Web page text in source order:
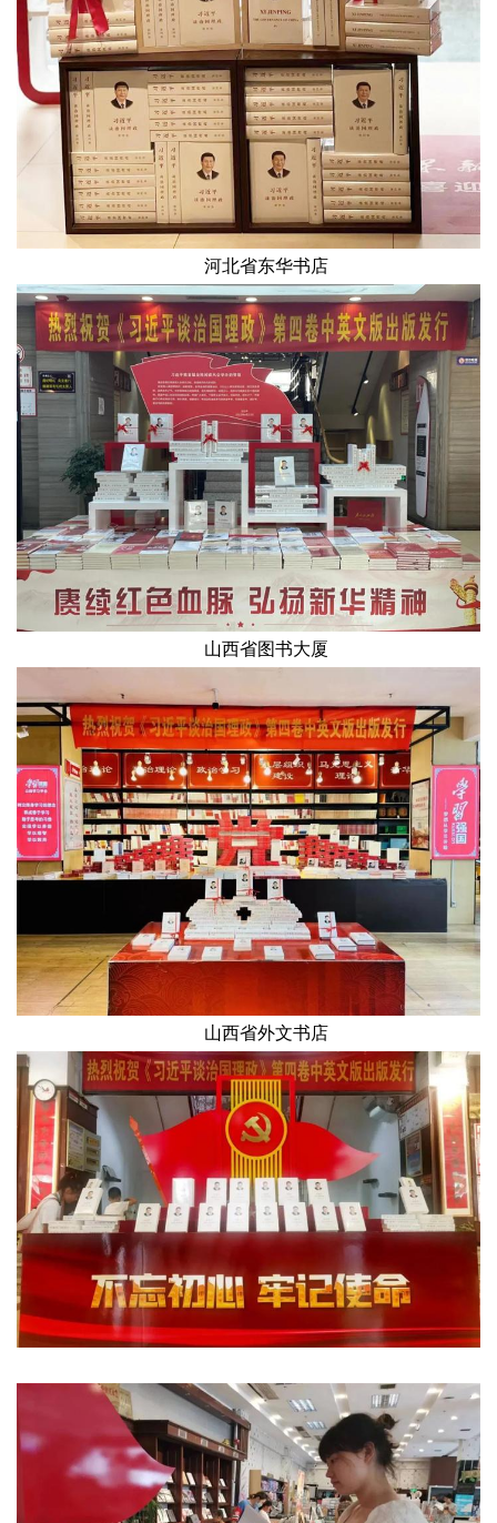
河北省东华书店
山西省图书大厦
山西省外文书店